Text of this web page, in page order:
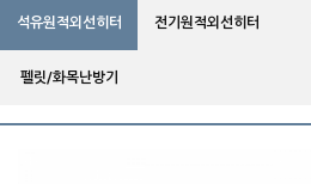
석유원적외선히터 전기원적외선히터
펠릿/화목난방기